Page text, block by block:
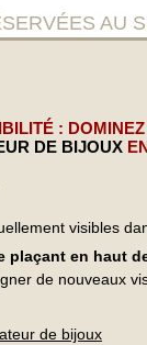
AU
:
DE BIJOUX
visibles
plaçant en haut
de nouveaux
de bijoux